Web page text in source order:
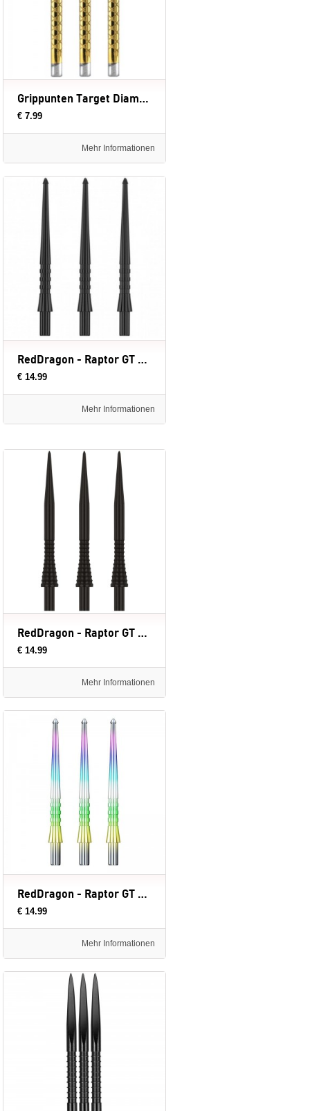
Grippunten Target Diamond Cut Gold
€ 7.99
Mehr Informationen
RedDragon - Raptor GT - 33 mm - dartpunten
€ 14.99
Mehr Informationen
RedDragon - Raptor GT Gripped - 33 mm - dartpunten
€ 14.99
Mehr Informationen
RedDragon - Raptor GT Rainbow - 33 mm - dartpunten
€ 14.99
Mehr Informationen